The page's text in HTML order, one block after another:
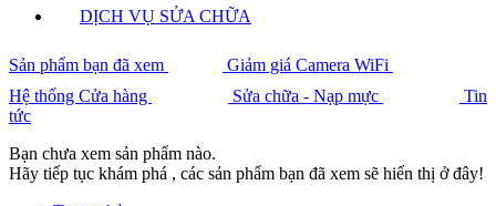
DỊCH VỤ SỬA CHỮA
Sản phẩm bạn đã xem
Giảm giá Camera WiFi
Hệ thống Cửa hàng
Sửa chữa - Nạp mực
Tin
tức
Bạn chưa xem sản phẩm nào.
Hãy tiếp tục khám phá , các sản phẩm bạn đã xem sẽ hiển thị ở đây!